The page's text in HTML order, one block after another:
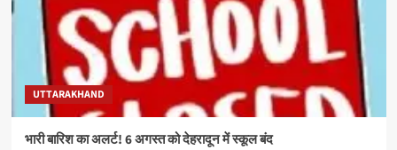
UTTARAKHAND
भारी बारिश का अलर्ट! 6 अगस्त को देहरादून में स्कूल बंद